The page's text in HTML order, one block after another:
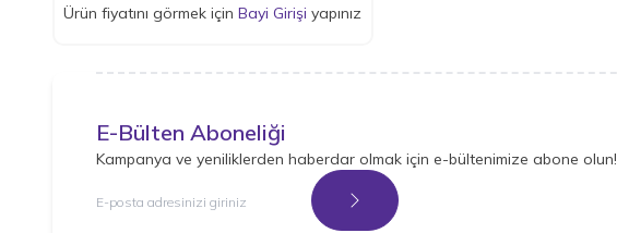
Ürün fiyatını görmek için Bayi Girişi yapınız
E-Bülten Aboneliği
Kampanya ve yeniliklerden haberdar olmak için e-bültenimize abone olun!
Kayıt Ol